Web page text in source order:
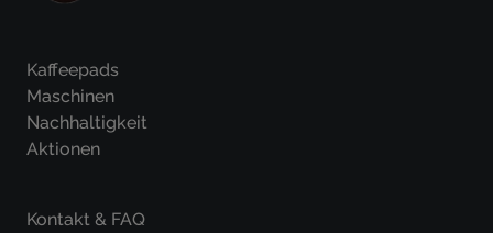
Kaffeepads
Maschinen
Nachhaltigkeit
Aktionen
Kontakt & FAQ